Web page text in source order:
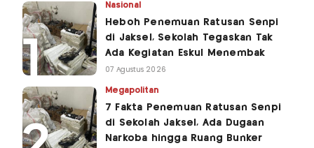
Nasional
Heboh Penemuan Ratusan Senpi
di Jaksel, Sekolah Tegaskan Tak
Ada Kegiatan Eskul Menembak
07 Agustus 2026
Megapolitan
7 Fakta Penemuan Ratusan Senpi
di Sekolah Jaksel, Ada Dugaan
Narkoba hingga Ruang Bunker